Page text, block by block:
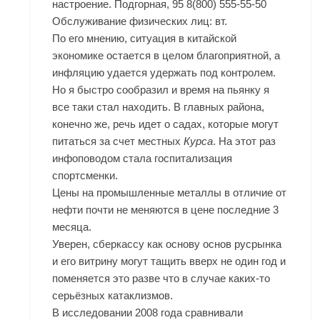
настроение. Подгорная, 95 8(800) 555-55-50
Обслуживание физических лиц: вт.
По его мнению, ситуация в китайской
экономике остается в целом благоприятной, а
инфляцию удается удержать под контролем.
Но я быстро сообразил и время на пьянку я
все таки стал находить. В главных района,
конечно же, речь идет о садах, которые могут
питаться за счет местныхКурса. На этот раз
инфоповодом стала госпитализация
спортсменки.
Цены на промышленные металлы в отличие от
нефти почти не меняются в цене последние 3
месяца.
Уверен, сберкассу как основу основ русрынка
и его витрину могут тащить вверх не один год и
поменяется это разве что в случае каких-то
серьёзных катаклизмов.
В исследовании 2008 года сравнивали